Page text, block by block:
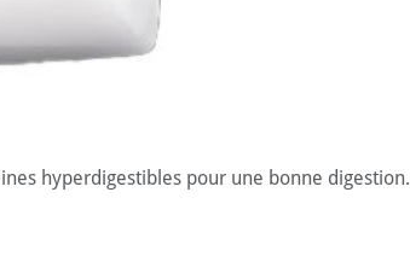
hyperdigestibles pour une bonne digestion.